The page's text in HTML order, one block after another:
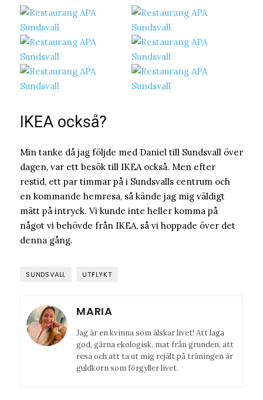
IKEA också?
Min tanke då jag följde med Daniel till Sundsvall över
dagen, var ett besök till IKEA också. Men efter
restid, ett par timmar på i Sundsvalls centrum och
en kommande hemresa, så kände jag mig väldigt
mätt på intryck. Vi kunde inte heller komma på
något vi behövde från IKEA, så vi hoppade över det
denna gång.
SUNDSVALL UTFLYKT
MARIA
Jag är en kvinna som älskar livet! Att laga
god, gärna ekologisk, mat från grunden, att
resa och att ta ut mig rejält på träningen är
guldkorn som förgyller livet.